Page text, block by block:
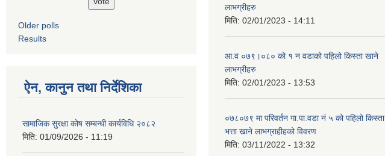
Older polls
Results
ऐन, कानुन तथा निर्देशिका
सामाजिक सुरक्षा कोष सम्बन्धी कार्यविधि २०८२
मिति: 01/09/2026 - 11:19
लाभग्रीहरु
मिति: 02/01/2023 - 14:11
आ.व ०७९।०८० को १ न‌‍ वडाको पहिलो किस्ता खाने
लाभग्रीहरु
मिति: 02/01/2023 - 13:53
०७८०७९ मा परिवर्तन गा.पा.वडा नं ५ को पहिलो किस्ता
भत्ता खाने लाभग्राहीहको विवरण
मिति: 03/11/2022 - 13:32